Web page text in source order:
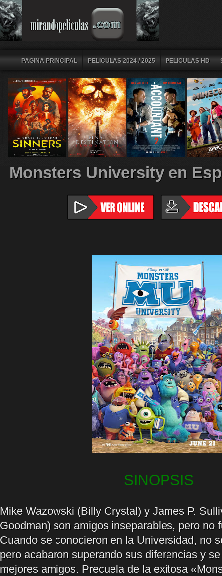
PAGINA PRINCIPAL PELICULAS 2024 / 2025 PELICULAS HD
Monsters University en
SINOPSIS
Mike Wazowski (Billy Crystal) y James P.
Goodman) son amigos inseparables, pero no
Cuando se conocieron en la Universidad, no
pero acabaron superando sus diferencias y
mejores amigos. Precuela de la exitosa